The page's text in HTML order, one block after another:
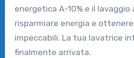
energetica A-10% e il lavaggio
risparmiare energia e
impeccabili. La tua lavatrice
finalmente arrivata.